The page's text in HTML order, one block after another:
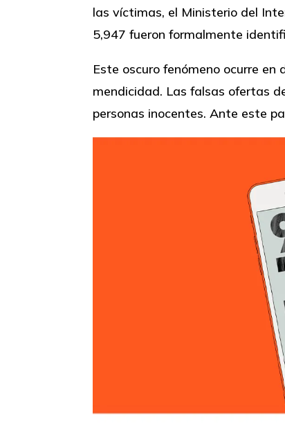
las víctimas, el Ministerio del
5,947 fueron formalmente
Este oscuro fenómeno ocurre
mendicidad. Las falsas ofertas
personas inocentes. Ante este